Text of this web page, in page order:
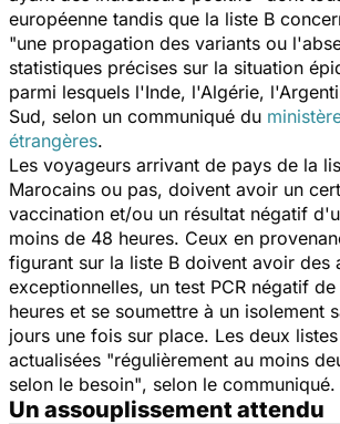
européenne tandis que la liste B
"une propagation des variants ou
statistiques précises sur la situation
parmi lesquels l'Inde, l'Algérie,
Sud, selon un communiqué du
étrangères.
Les voyageurs arrivant de pays de la
Marocains ou pas, doivent avoir un
vaccination et/ou un résultat négatif
moins de 48 heures. Ceux en
figurant sur la liste B doivent avoir des
exceptionnelles, un test PCR négatif
heures et se soumettre à un isolement
jours une fois sur place. Les deux
actualisées "régulièrement au moins
selon le besoin", selon le communiqué.
Un assouplissement attendu